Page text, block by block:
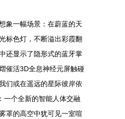
象一幅场景：在蔚蓝的天
标色灯，不断溢出彩霞翻
还显示了隐形式的蓝牙掌
催活3D全息神经元屏触碰
们或在遥远的星际彼岸依
一个全新的智能人体交融
罩的高空中犹可见一室喧